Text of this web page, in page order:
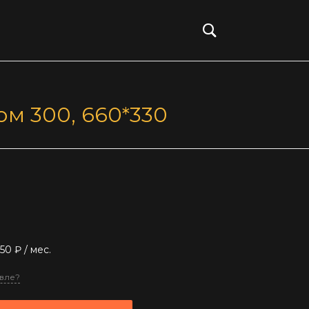
300, 660*330
₽ / мес.